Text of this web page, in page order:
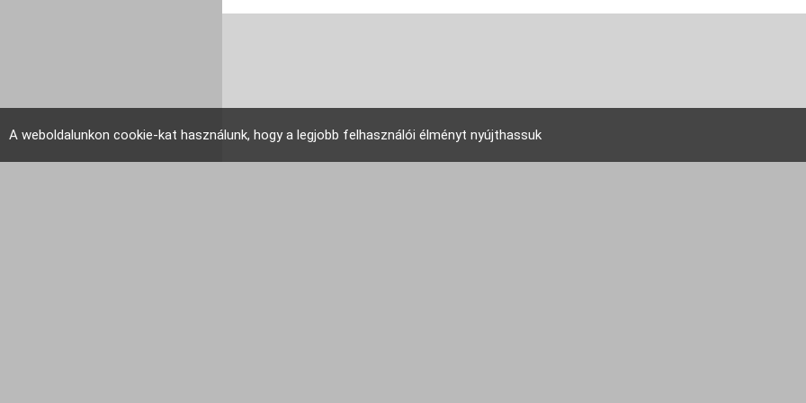
A weboldalunkon cookie-kat használunk, hogy a legjobb felhasználói élményt nyújthassuk